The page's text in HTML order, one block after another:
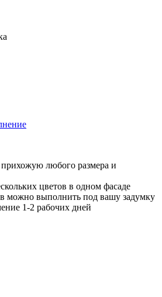
любого размера и
цветов в одном фасаде
можно выполнить под вашу задумку
1-2 рабочих дней